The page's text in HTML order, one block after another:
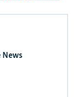
News